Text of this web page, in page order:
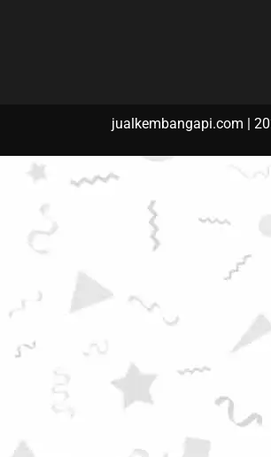
jualkembangapi.com |